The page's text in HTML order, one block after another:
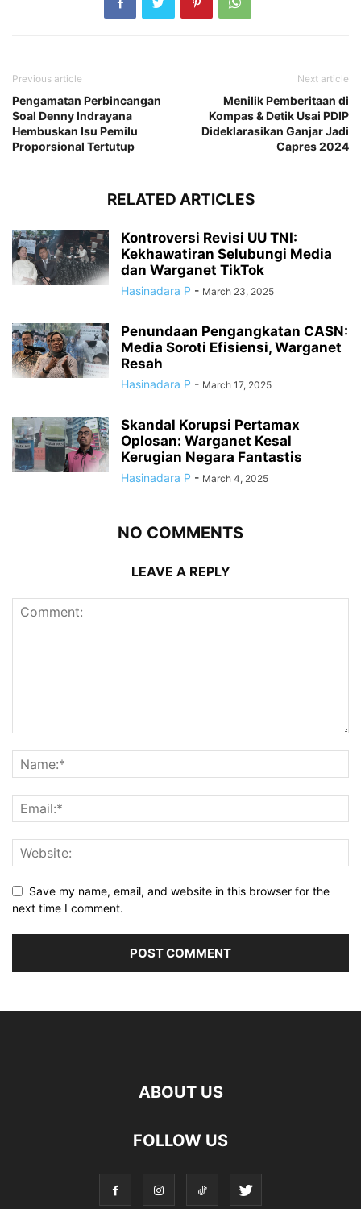
Previous article
Pengamatan Perbincangan
Soal Denny Indrayana
Hembuskan Isu Pemilu
Proporsional Tertutup
Next article
Menilik Pemberitaan di
Kompas & Detik Usai PDIP
Dideklarasikan Ganjar Jadi
Capres 2024
RELATED ARTICLES
Kontroversi Revisi UU TNI:
Kekhawatiran Selubungi Media
dan Warganet TikTok
Hasinadara P - March 23, 2025
Penundaan Pengangkatan CASN:
Media Soroti Efisiensi, Warganet
Resah
Hasinadara P - March 17, 2025
Skandal Korupsi Pertamax
Oplosan: Warganet Kesal
Kerugian Negara Fantastis
Hasinadara P - March 4, 2025
NO COMMENTS
LEAVE A REPLY
Save my name, email, and website in this browser for the
next time I comment.
ABOUT US
FOLLOW US